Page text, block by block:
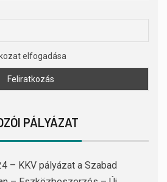
elfogadása
PÁLYÁZAT
– KKV pályázat a Szabad